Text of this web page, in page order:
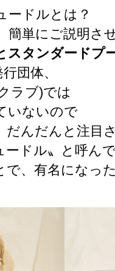
ードルとは？
簡単にご説明さ
スタンダードプ
団体、
ラブ)では
いないので
だんだんと注目
ードル〟と呼ん
で、有名になっ